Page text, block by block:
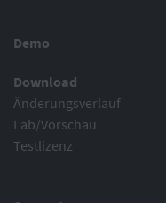
Demo
Download
Änderungsverlauf
Lab/Vorschau
Testlizenz